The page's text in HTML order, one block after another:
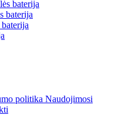
baterija
baterija
politika Naudojimosi